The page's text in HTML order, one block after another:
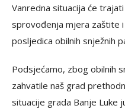
Vanredna situacija će
sprovođenja mjera zaštite
posljedica obilnih snježnih
Podsjećamo, zbog obilnih
zahvatile naš grad
situacije grada Banje Luke